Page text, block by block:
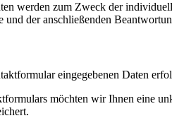
werden zum Zweck der
der anschließenden
eingegebenen Daten
möchten wir Ihnen eine